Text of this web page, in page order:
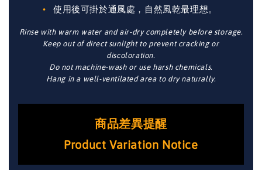
使用後可掛於通風處，自然風乾最理想。
Rinse with warm water and air-dry completely before storage.
Keep out of direct sunlight to prevent cracking or
discoloration.
Do not machine-wash or use harsh chemicals.
Hang in a well-ventilated area to dry naturally.
商品差異提醒
Product Variation Notice